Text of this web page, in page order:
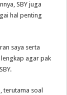
SBY juga
hal penting
saya serta
agar pak
terutama soal